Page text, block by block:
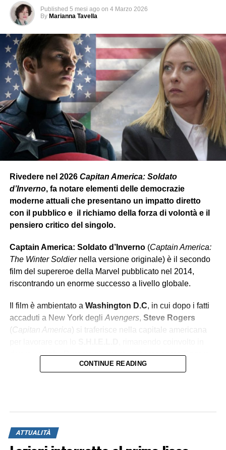
Published 5 mesi ago on 4 Marzo 2026
By Marianna Tavella
Rivedere nel 2026 Capitan America: Soldato
d’Inverno, fa notare elementi delle democrazie
moderne attuali che presentano un impatto diretto
con il pubblico e il richiamo della forza di volontà e il
pensiero critico del singolo.
Captain America: Soldato d’Inverno(Captain America:
The Winter Soldiernella versione originale) è il secondo
film del supereroe della Marvel pubblicato nel 2014,
riscontrando un enorme successo a livello globale.
Il film è ambientato a Washington D.C, in cui dopo i fatti
accaduti a New York degli Avengers, Steve Rogers
(Capitan America) si traferisce nella capitale americana
diversi intrighi. Durante gli eventi, notiamo come Rogers
adattarsi al mondo moderno, cambiato sia
muove attraverso meccanismiteatrali e corrotti.
CONTINUE READING
ATTUALITÀ